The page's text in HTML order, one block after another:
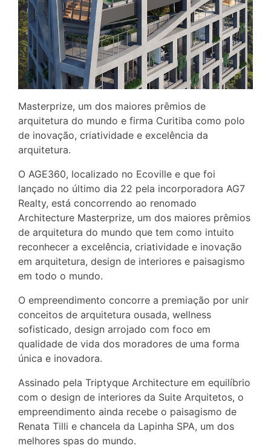
Masterprize, um dos maiores prêmios de
arquitetura do mundo e firma Curitiba como polo
de inovação, criatividade e excelência da
arquitetura.
O AGE360, localizado no Ecoville e que foi
lançado no último dia 22 pela incorporadora AG7
Realty, está concorrendo ao renomado
Architecture Masterprize, um dos maiores prêmios
de arquitetura do mundo que tem como intuito
reconhecer a excelência, criatividade e inovação
em arquitetura, design de interiores e paisagismo
em todo o mundo.
O empreendimento concorre a premiação por unir
conceitos de arquitetura ousada, wellness
sofisticado, design arrojado com foco em
qualidade de vida dos moradores de uma forma
única e inovadora.
Assinado pela Triptyque Architecture em equilíbrio
com o design de interiores da Suite Arquitetos, o
empreendimento ainda recebe o paisagismo de
Renata Tilli e chancela da Lapinha SPA, um dos
melhores spas do mundo.